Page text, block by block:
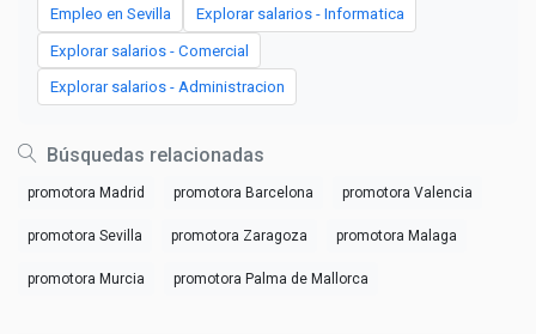
Empleo en Sevilla Explorar salarios - Informatica
Explorar salarios - Comercial
Explorar salarios - Administracion
Búsquedas relacionadas
promotora Madrid promotora Barcelona promotora Valencia
promotora Sevilla promotora Zaragoza promotora Malaga
promotora Murcia promotora Palma de Mallorca